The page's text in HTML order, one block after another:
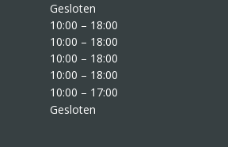
Gesloten
10:00 – 18:00
10:00 – 18:00
10:00 – 18:00
10:00 – 18:00
10:00 – 17:00
Gesloten